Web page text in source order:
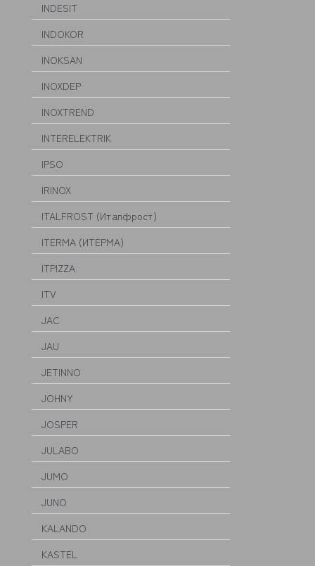
INDESIT
INDOKOR
INOKSAN
INOXDEP
INOXTREND
INTERELEKTRIK
IPSO
IRINOX
ITALFROST (Италфрост)
ITERMA (ИТЕРМА)
ITPIZZA
ITV
JAC
JAU
JETINNO
JOHNY
JOSPER
JULABO
JUMO
JUNO
KALANDO
KASTEL